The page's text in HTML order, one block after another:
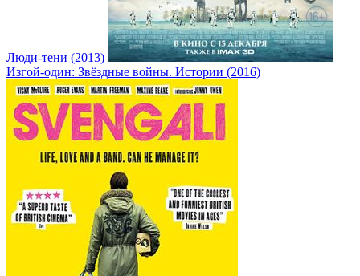
Люди-тени (2013)
Изгой-один: Звёздные войны. Истории (2016)